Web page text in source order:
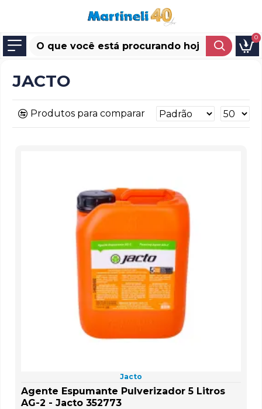
0
JACTO
Produtos para comparar
Jacto
Agente Espumante Pulverizador 5 Litros
AG-2 - Jacto 352773